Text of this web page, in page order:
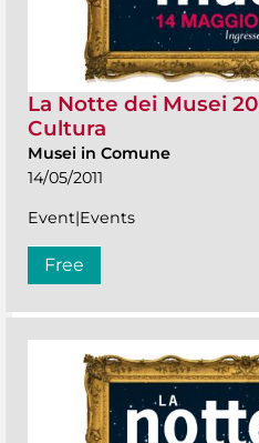
La Notte dei Musei
Cultura
Musei in Comune
14/05/2011
Event|Events
Free